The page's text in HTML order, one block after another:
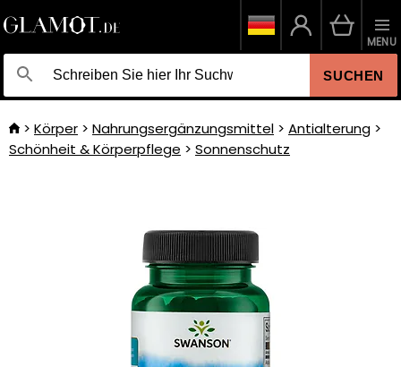
SUCHEN
MENU
Körper Nahrungsergänzungsmittel
Antialterung
Schönheit & Körperpflege
Sonnenschutz